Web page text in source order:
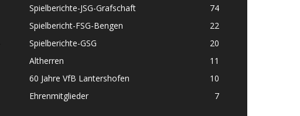
Spielberichte-JSG-Grafschaft
74
Spielbericht-FSG-Bengen
22
Spielberichte-GSG
20
Altherren
11
60 Jahre VfB Lantershofen
10
Ehrenmitglieder
7